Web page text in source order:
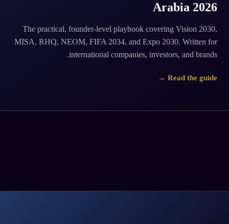
Arabia 2026
The practical, founder-level playbook covering Vision 2030,
MISA, RHQ, NEOM, FIFA 2034, and Expo 2030. Written for
international companies, investors, and brands.
Read the guide →